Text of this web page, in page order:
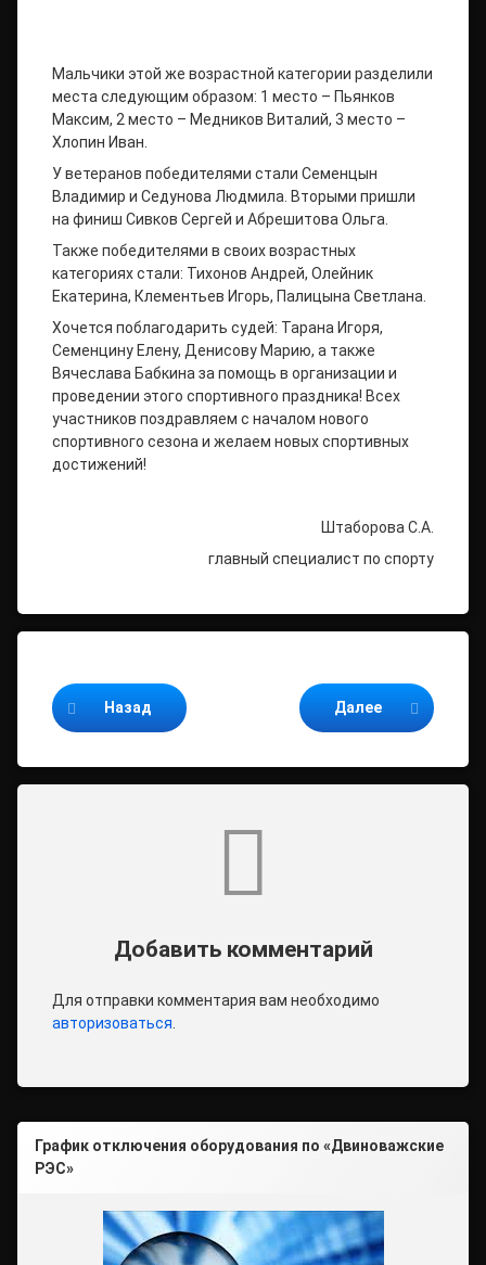
Мальчики этой же возрастной категории разделили
места следующим образом: 1 место – Пьянков
Максим, 2 место – Медников Виталий, 3 место –
Хлопин Иван.
У ветеранов победителями стали Семенцын
Владимир и Седунова Людмила. Вторыми пришли
на финиш Сивков Сергей и Абрешитова Ольга.
Также победителями в своих возрастных
категориях стали: Тихонов Андрей, Олейник
Екатерина, Клементьев Игорь, Палицына Светлана.
Хочется поблагодарить судей: Тарана Игоря,
Семенцину Елену, Денисову Марию, а также
Вячеслава Бабкина за помощь в организации и
проведении этого спортивного праздника! Всех
участников поздравляем с началом нового
спортивного сезона и желаем новых спортивных
достижений!
Штаборова С.А.
главный специалист по спорту
Назад Далее
Добавить комментарий
Для отправки комментария вам необходимо
авторизоваться
График отключения оборудования по «Двиноважские
РЭС»